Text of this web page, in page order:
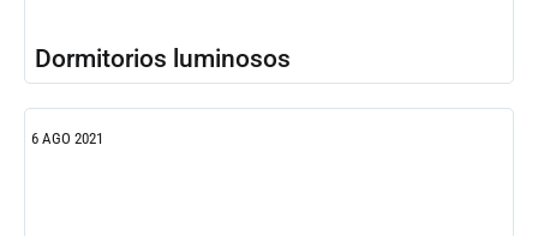
Dormitorios luminosos
6 AGO 2021